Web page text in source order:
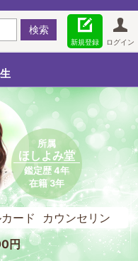
ログイン
新規登録
所属
ほしよみ堂
鑑定歴 4年
在籍 3年
ード カウンセリン
円